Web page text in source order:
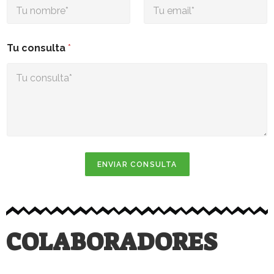
Tu consulta *
ENVIAR CONSULTA
COLABORADORES